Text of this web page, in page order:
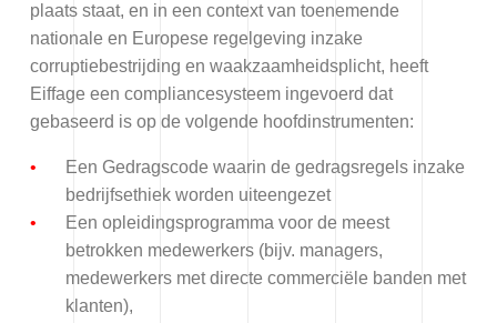
Ontdek onze merken in Belux
Hyline Clean Piping
Luxys
Pulsar
plaats staat, en in een context van toenemende
nationale en Europese regelgeving inzake
corruptiebestrijding en waakzaamheidsplicht, heeft
Eiffage een compliancesysteem ingevoerd dat
gebaseerd is op de volgende hoofdinstrumenten:
Een Gedragscode waarin de gedragsregels inzake
bedrijfsethiek worden uiteengezet
Een opleidingsprogramma voor de meest
betrokken medewerkers (bijv. managers,
medewerkers met directe commerciële banden met
klanten),